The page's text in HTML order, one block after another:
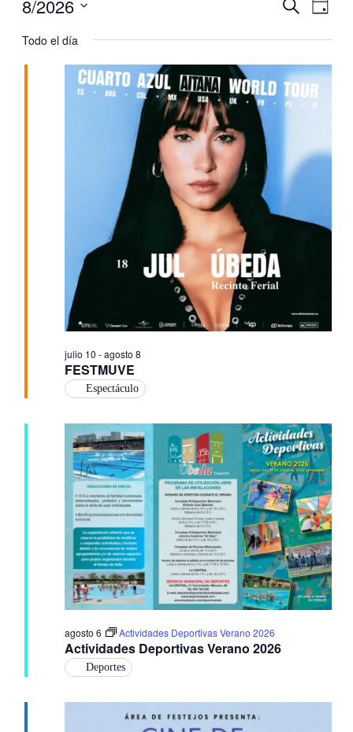
de
y
de
Buscar
de
Día
8/2026
la
Todo el día
FESTMUVE
julio 10 -agosto 8
Espectáculo
Actividades Deportivas Verano 2026
agosto 6 Actividades Deportivas Verano 2026
Deportes